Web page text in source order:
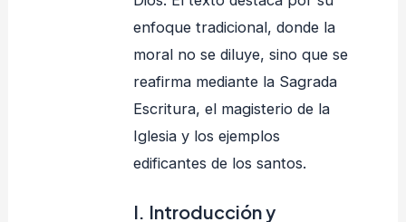
enfoque tradicional, donde la
moral no se diluye, sino que se
reafirma mediante la Sagrada
Escritura, el magisterio de la
Iglesia y los ejemplos
edificantes de los santos.
I. Introducción y